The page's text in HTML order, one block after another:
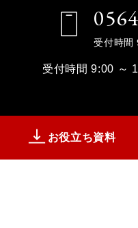
お役立ち資料
受付時間
受付時間 9:00 ～
お役立ち資料